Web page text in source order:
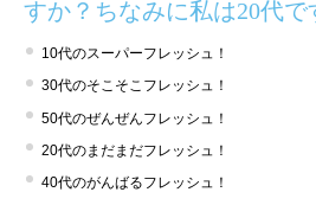
すか？ちなみに私は20代で
10代のスーパーフレッシュ！
30代のそこそこフレッシュ！
50代のぜんぜんフレッシュ！
20代のまだまだフレッシュ！
40代のがんばるフレッシュ！